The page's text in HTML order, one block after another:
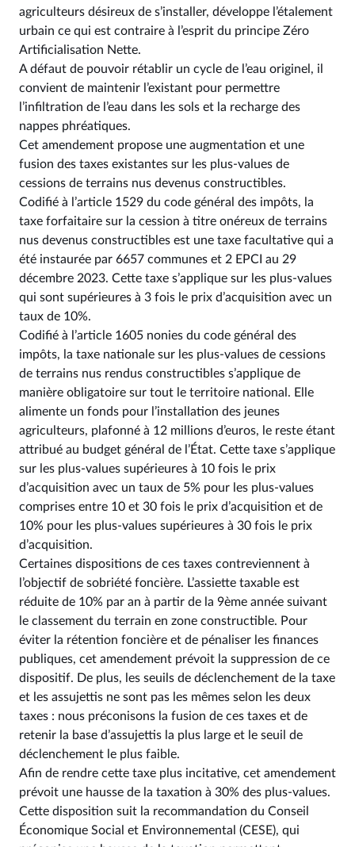
agriculteurs désireux de s’installer, développe l’étalement
urbain ce qui est contraire à l’esprit du principe Zéro
Artificialisation Nette.
A défaut de pouvoir rétablir un cycle de l’eau originel, il
convient de maintenir l’existant pour permettre
l’infiltration de l’eau dans les sols et la recharge des
nappes phréatiques.
Cet amendement propose une augmentation et une
fusion des taxes existantes sur les plus-values de
cessions de terrains nus devenus constructibles.
Codifié à l’article 1529 du code général des impôts, la
taxe forfaitaire sur la cession à titre onéreux de terrains
nus devenus constructibles est une taxe facultative qui a
été instaurée par 6657 communes et 2 EPCI au 29
décembre 2023. Cette taxe s’applique sur les plus-values
qui sont supérieures à 3 fois le prix d’acquisition avec un
taux de 10%.
Codifié à l’article 1605 nonies du code général des
impôts, la taxe nationale sur les plus-values de cessions
de terrains nus rendus constructibles s’applique de
manière obligatoire sur tout le territoire national. Elle
alimente un fonds pour l’installation des jeunes
agriculteurs, plafonné à 12 millions d’euros, le reste étant
attribué au budget général de l’État. Cette taxe s’applique
sur les plus-values supérieures à 10 fois le prix
d’acquisition avec un taux de 5% pour les plus-values
comprises entre 10 et 30 fois le prix d’acquisition et de
10% pour les plus-values supérieures à 30 fois le prix
d’acquisition.
Certaines dispositions de ces taxes contreviennent à
l’objectif de sobriété foncière. L’assiette taxable est
réduite de 10% par an à partir de la 9ème année suivant
le classement du terrain en zone constructible. Pour
éviter la rétention foncière et de pénaliser les finances
publiques, cet amendement prévoit la suppression de ce
dispositif. De plus, les seuils de déclenchement de la taxe
et les assujettis ne sont pas les mêmes selon les deux
taxes : nous préconisons la fusion de ces taxes et de
retenir la base d’assujettis la plus large et le seuil de
déclenchement le plus faible.
Afin de rendre cette taxe plus incitative, cet amendement
prévoit une hausse de la taxation à 30% des plus-values.
Cette disposition suit la recommandation du Conseil
Économique Social et Environnemental (CESE), qui